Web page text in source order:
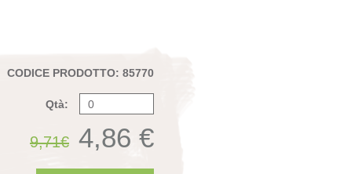
CODICE PRODOTTO: 85770
Qtà:
9,71€ 4,86 €